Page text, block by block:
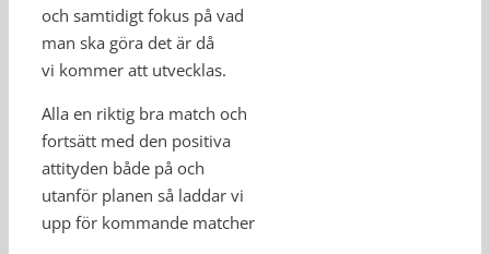
och samtidigt fokus på vad
man ska göra det är då
vi kommer att utvecklas.
Alla en riktig bra match och
fortsätt med den positiva
attityden både på och
utanför planen så laddar vi
upp för kommande matcher